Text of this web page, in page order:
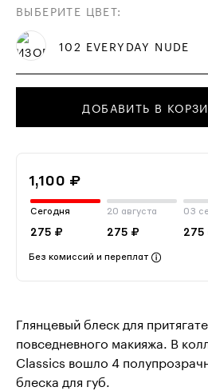
ВЫБЕРИТЕ ЦВЕТ:
102 EVERYDAY NUDE
ДОБАВИТЬ В
1,100 ₽
Сегодня
275 ₽
20 августа
275 ₽
03
275
Без комиссий и переплат
Глянцевый блеск для
повседневного макияжа. В
Classics вошло 4
блеска для губ.